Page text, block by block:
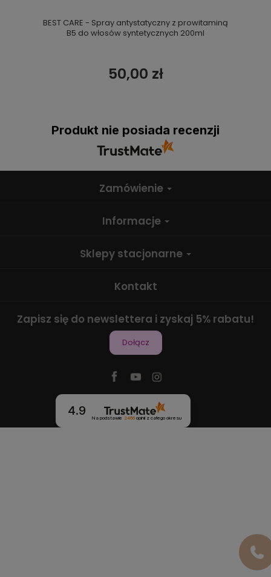
BEST CARE - Spray antystatyczny z prowitaminą
B5 do włosów syntetycznych 200ml
50,00 zł
Produkt nie posiada recenzji
Zamówienie
Informacje
Sklepy stacjonarne
Kontakt
Zapisz się do newslettera i zyskaj 5% rabatu!
Dołącz
4.9
Na podstawie 2466opinii z całego okresu